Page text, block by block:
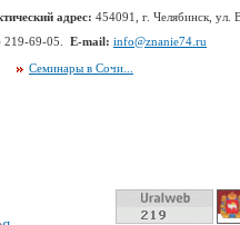
адрес: 454091, г. Челябинск, ул.
219-69-05. E-mail: info@znanie74.ru
Семинары в Сочи...